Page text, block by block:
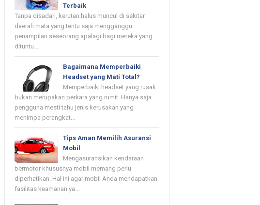
Terbaik
Tanpa disadari, kerutan halus muncul di sekitar
daerah mata yang tentu saja mengganggu
penampilan seseorang apalagi bagi mereka yang
dituntu...
Bagaimana Memperbaiki
Headset yang Mati Total?
Memperbaiki headset yang rusak
bukan merupakan perkara yang rumit. Hanya saja
pengguna mesti tahu jenis kerusakan yang
menimpa perangkat...
Tips Aman Memilih Asuransi
Mobil
Mengasuransikan kendaraan
bermotor khususnya mobil memang perlu
diperhatikan. Hal ini agar mobil Anda mendapatkan
fasilitas keamanan ya...